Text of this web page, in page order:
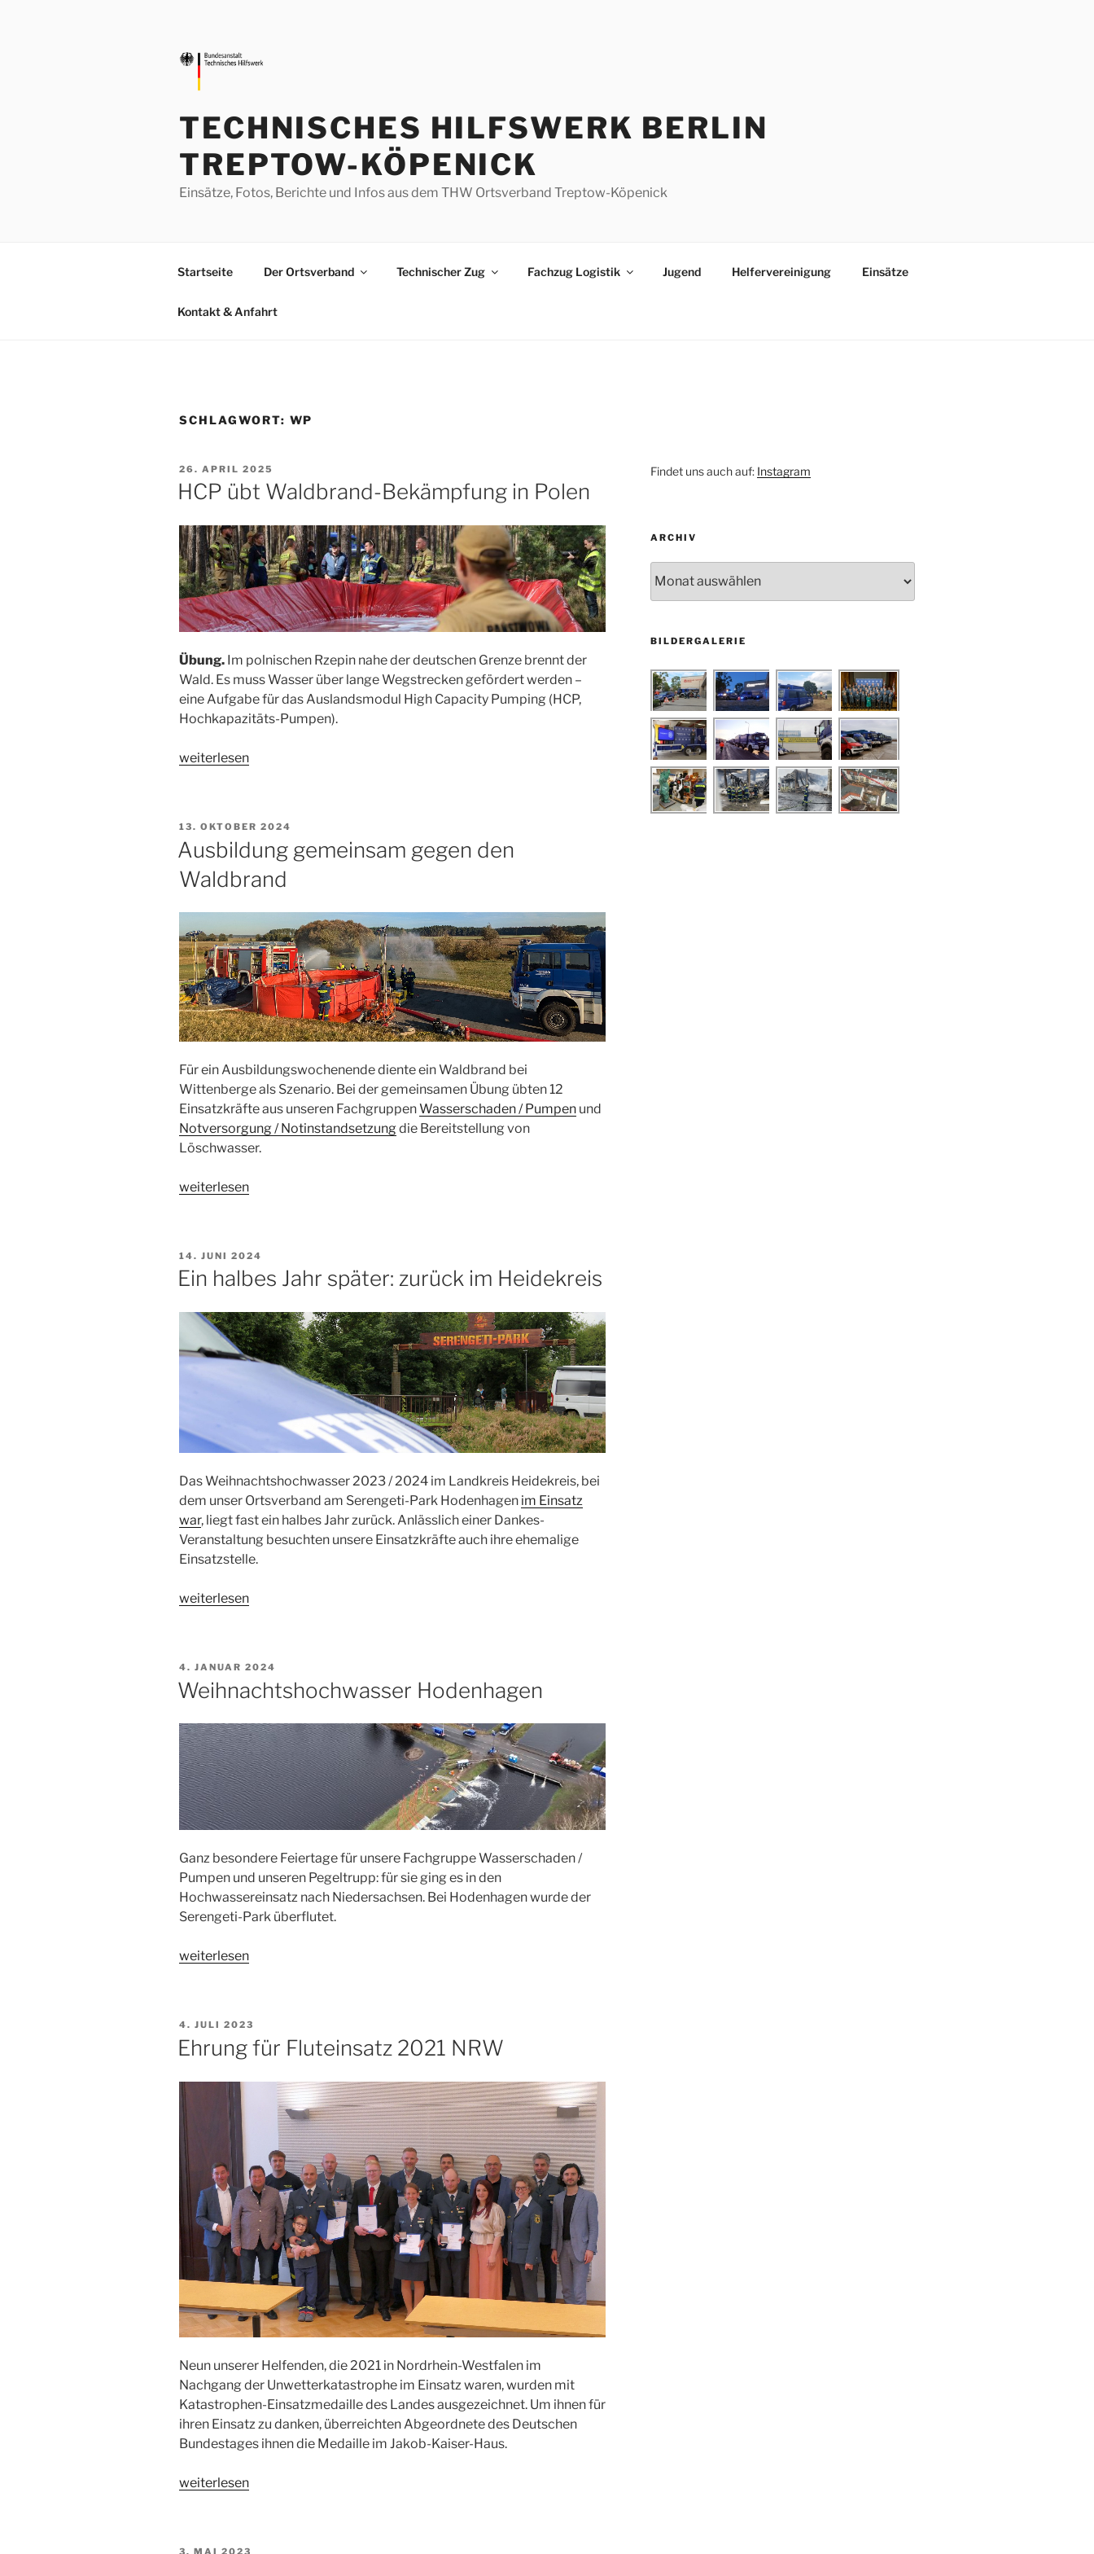
TECHNISCHES HILFSWERK BERLIN
TREPTOW-KÖPENICK
Einsätze, Fotos, Berichte und Infos aus dem THW Ortsverband Treptow-Köpenick
Startseite Der Ortsverband Technischer Zug Fachzug Logistik Jugend Helfervereinigung Einsätze
Kontakt & Anfahrt
SCHLAGWORT: WP
VERÖFFENTLICHT
AM
26. APRIL 2025
HCP übt Waldbrand-Bekämpfung in Polen
Übung. Im polnischen Rzepin nahe der deutschen Grenze brennt der
Wald. Es muss Wasser über lange Wegstrecken gefördert werden –
eine Aufgabe für das Auslandsmodul High Capacity Pumping (HCP,
Hochkapazitäts-Pumpen).
„HCP
in
Polen“
weiterlesen
VERÖFFENTLICHT
AM
13. OKTOBER 2024
Ausbildung gemeinsam gegen den
Waldbrand
Für ein Ausbildungswochenende diente ein Waldbrand bei
Wittenberge als Szenario. Bei der gemeinsamen Übung übten 12
Einsatzkräfte aus unseren FachgruppenWasserschaden / Pumpen und
Notversorgung / Notinstandsetzungdie Bereitstellung von
Löschwasser.
„Ausbildung
Waldbrand“
weiterlesen
VERÖFFENTLICHT
AM
14. JUNI 2024
Ein halbes Jahr später: zurück im Heidekreis
Das Weihnachtshochwasser 2023 / 2024 im Landkreis Heidekreis, bei
dem unser Ortsverband am Serengeti-Park Hodenhagen im Einsatz
war, liegt fast ein halbes Jahr zurück. Anlässlich einer Dankes-
Veranstaltung besuchten unsere Einsatzkräfte auch ihre ehemalige
Einsatzstelle.
„Ein
zurück
im
weiterlesen
VERÖFFENTLICHT
AM
4. JANUAR 2024
Weihnachtshochwasser Hodenhagen
Ganz besondere Feiertage für unsere Fachgruppe Wasserschaden /
Pumpen und unseren Pegeltrupp: für sie ging es in den
Hochwassereinsatz nach Niedersachsen. Bei Hodenhagen wurde der
Serengeti-Park überflutet.
„Weihnachtshochwasser
weiterlesen
VERÖFFENTLICHT
AM
4. JULI 2023
Ehrung für Fluteinsatz 2021 NRW
Neun unserer Helfenden, die 2021 in Nordrhein-Westfalen im
Nachgang der Unwetterkatastrophe im Einsatz waren, wurden mit
Katastrophen-Einsatzmedaille des Landes ausgezeichnet. Um ihnen für
ihren Einsatz zu danken, überreichten Abgeordnete des Deutschen
Bundestages ihnen die Medaille im Jakob-Kaiser-Haus.
„Ehrung
weiterlesen
VERÖFFENTLICHT
3. MAI 2023
Findet uns auch auf: Instagram
ARCHIV
BILDERGALERIE